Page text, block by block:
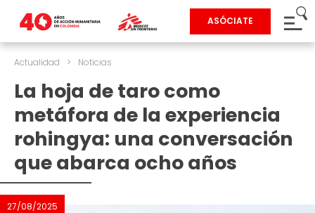
ASÓCIATE
Actualidad > Noticias
La hoja de taro como
metáfora de la experiencia
rohingya: una conversación
que abarca ocho años
27/08/2025